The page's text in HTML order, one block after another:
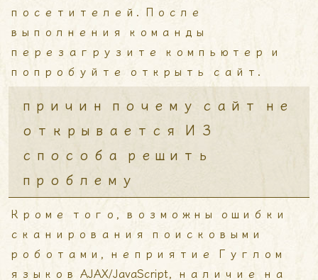
посетителей. После
выполнения команды
перезагрузите компьютер и
попробуйте открыть сайт.
причин почему сайт не
открывается И 3
способа решить
проблему
Кроме того, возможны ошибки
сканирования поисковыми
роботами, неприятие Гуглом
языков AJAX/JavaScript, наличие на